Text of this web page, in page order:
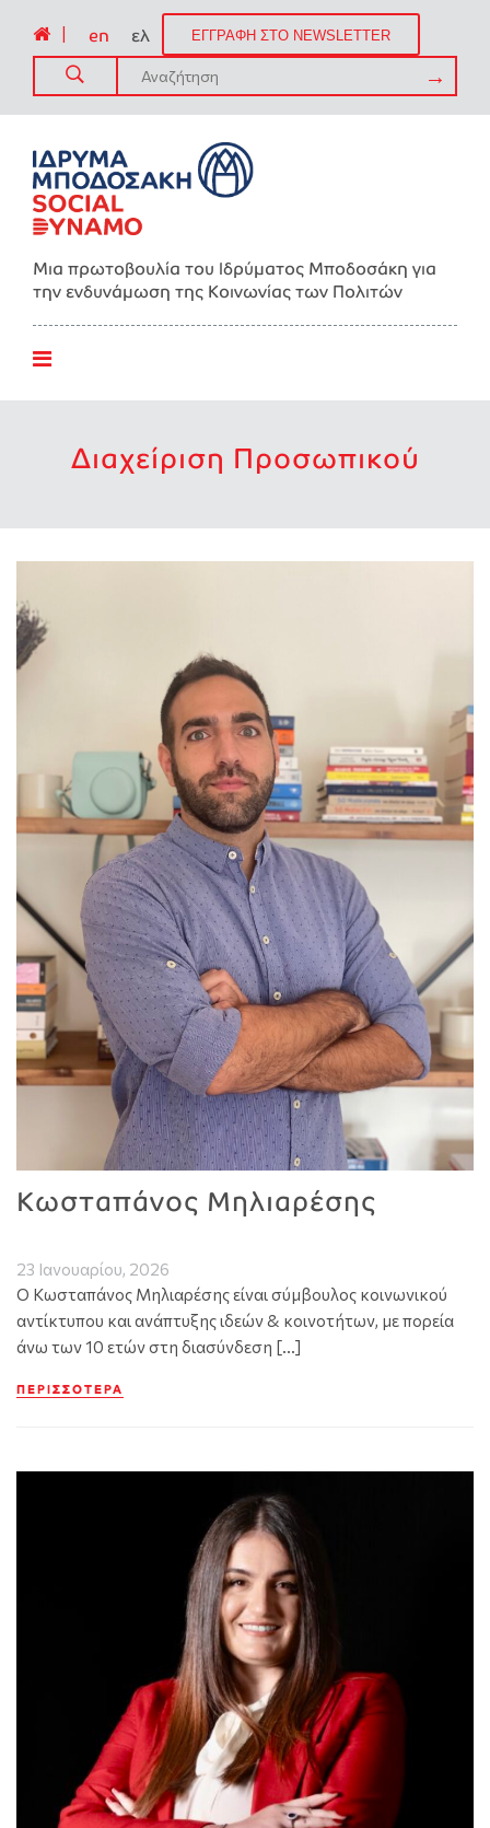
en ελ ΕΓΓΡΑΦΗ ΣΤΟ NEWSLETTER
Μια πρωτοβουλία του Ιδρύματος Μποδοσάκη για
την ενδυνάμωση της Kοινωνίας των Πολιτών
Διαχείριση Προσωπικού
Κωσταπάνος Μηλιαρέσης
23 Ιανουαρίου, 2026
Ο Κωσταπάνος Μηλιαρέσης είναι σύμβουλος κοινωνικού
αντίκτυπου και ανάπτυξης ιδεών & κοινοτήτων, με πορεία
άνω των 10 ετών στη διασύνδεση […]
ΠΕΡΙΣΣΌΤΕΡΑ